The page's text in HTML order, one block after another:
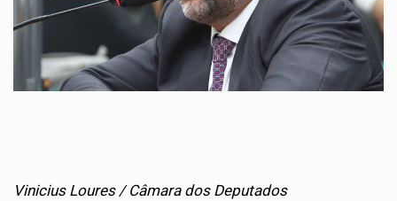
Vinicius Loures / Câmara dos Deputados